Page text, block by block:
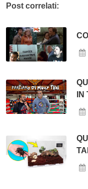
Post correlati: